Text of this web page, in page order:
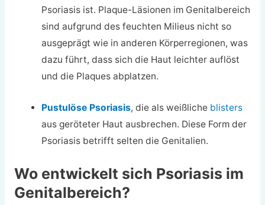
Psoriasis ist. Plaque-Läsionen im Genitalbereich
sind aufgrund des feuchten Milieus nicht so
ausgeprägt wie in anderen Körperregionen, was
dazu führt, dass sich die Haut leichter auflöst
und die Plaques abplatzen.
Pustulöse Psoriasis, die als weißliche blisters
aus geröteter Haut ausbrechen. Diese Form der
Psoriasis betrifft selten die Genitalien.
Wo entwickelt sich Psoriasis im
Genitalbereich?